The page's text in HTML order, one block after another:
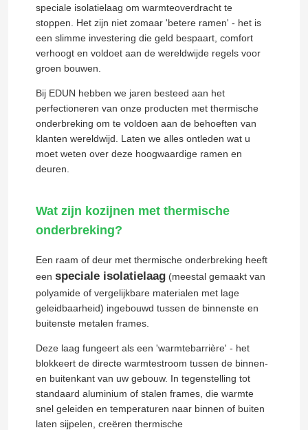
speciale isolatielaag om warmteoverdracht te
stoppen. Het zijn niet zomaar 'betere ramen' - het is
een slimme investering die geld bespaart, comfort
verhoogt en voldoet aan de wereldwijde regels voor
groen bouwen.
Bij EDUN hebben we jaren besteed aan het
perfectioneren van onze producten met thermische
onderbreking om te voldoen aan de behoeften van
klanten wereldwijd. Laten we alles ontleden wat u
moet weten over deze hoogwaardige ramen en
deuren.
Wat zijn kozijnen met thermische
onderbreking?
Een raam of deur met thermische onderbreking heeft
een speciale isolatielaag(meestal gemaakt van
polyamide of vergelijkbare materialen met lage
geleidbaarheid) ingebouwd tussen de binnenste en
buitenste metalen frames.
Deze laag fungeert als een 'warmtebarrière' - het
blokkeert de directe warmtestroom tussen de binnen-
en buitenkant van uw gebouw. In tegenstelling tot
standaard aluminium of stalen frames, die warmte
snel geleiden en temperaturen naar binnen of buiten
laten sijpelen, creëren thermische